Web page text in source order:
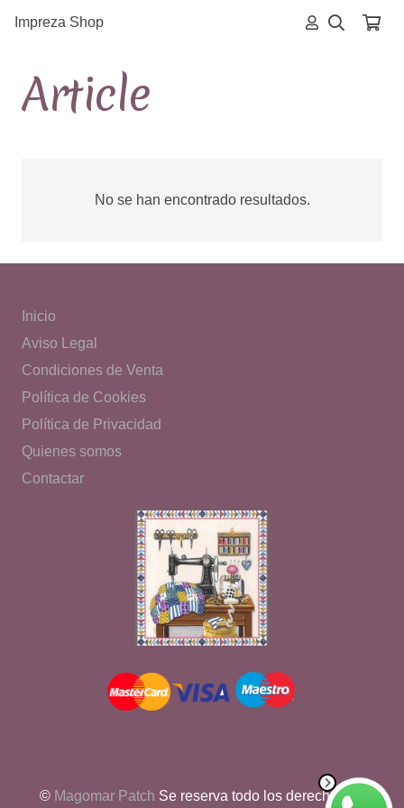
Impreza Shop
Article
No se han encontrado resultados.
Inicio
Aviso Legal
Condiciones de Venta
Política de Cookies
Política de Privacidad
Quienes somos
Contactar
© Magomar Patch Se reserva todo los derechos de